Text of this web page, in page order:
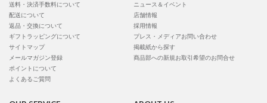
送料・決済手数料について
配送について
返品・交換について
ギフトラッピングについて
サイトマップ
メールマガジン登録
ポイントについて
よくあるご質問
ニュース＆イベント
店舗情報
採用情報
プレス・メディアお問い合わせ
掲載紙から探す
商品部への新規お取引希望のお問合せ